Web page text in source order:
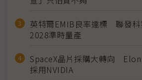
英特爾EMIB良率達標 聯發科
2028準時量產
SpaceX晶片採購大轉向
採用NVIDIA